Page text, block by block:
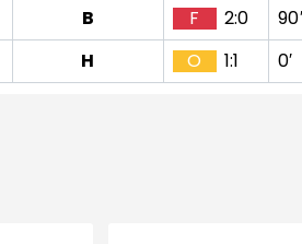
B F 2:0 90′
H O 1:1 0′